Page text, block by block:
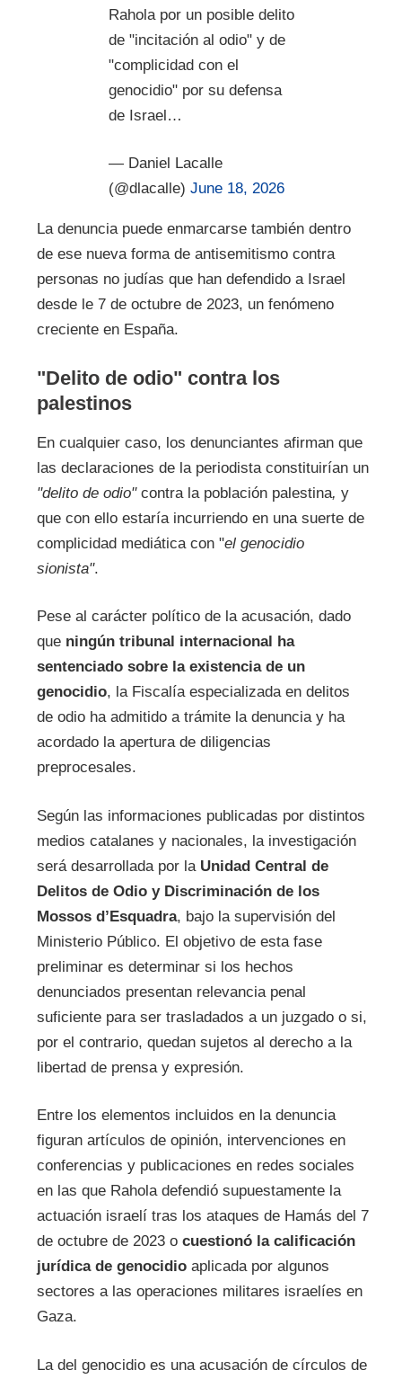
Rahola por un posible delito
de "incitación al odio" y de
"complicidad con el
genocidio" por su defensa
de Israel…
— Daniel Lacalle
(@dlacalle) June 18, 2026
La denuncia puede enmarcarse también dentro
de ese nueva forma de antisemitismo contra
personas no judías que han defendido a Israel
desde le 7 de octubre de 2023, un fenómeno
creciente en España.
"Delito de odio" contra los
palestinos
En cualquier caso, los denunciantes afirman que
las declaraciones de la periodista constituirían un
"delito de odio" contra la población palestina, y
que con ello estaría incurriendo en una suerte de
complicidad mediática con "el genocidio
sionista".
Pese al carácter político de la acusación, dado
que ningún tribunal internacional ha
sentenciado sobre la existencia de un
genocidio, la Fiscalía especializada en delitos
de odio ha admitido a trámite la denuncia y ha
acordado la apertura de diligencias
preprocesales.
Según las informaciones publicadas por distintos
medios catalanes y nacionales, la investigación
será desarrollada por la Unidad Central de
Delitos de Odio y Discriminación de los
Mossos d’Esquadra, bajo la supervisión del
Ministerio Público. El objetivo de esta fase
preliminar es determinar si los hechos
denunciados presentan relevancia penal
suficiente para ser trasladados a un juzgado o si,
por el contrario, quedan sujetos al derecho a la
libertad de prensa y expresión.
Entre los elementos incluidos en la denuncia
figuran artículos de opinión, intervenciones en
conferencias y publicaciones en redes sociales
en las que Rahola defendió supuestamente la
actuación israelí tras los ataques de Hamás del 7
de octubre de 2023 o cuestionó la calificación
jurídica de genocidio aplicada por algunos
sectores a las operaciones militares israelíes en
Gaza.
La del genocidio es una acusación de círculos de